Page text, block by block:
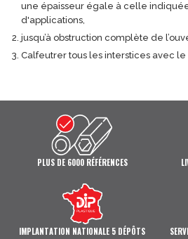
une épaisseur égale à celle
d'applications,
jusqu’à obstruction complète de
Calfeutrer tous les interstices avec le
PLUS DE 6000 RÉFÉRENCES
IMPLANTATION NATIONALE 5 DÉPÔTS